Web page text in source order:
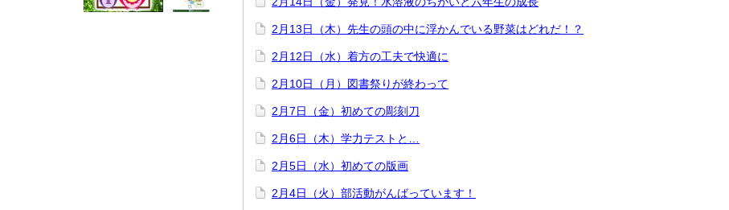
2月13日（木）先生の頭の中に浮かんでいる野菜はどれだ！？
2月12日（水）着方の工夫で快適に
2月10日（月）図書祭りが終わって
2月7日（金）初めての彫刻刀
2月6日（木）学力テストと…
2月5日（水）初めての版画
2月4日（火）部活動がんばっています！